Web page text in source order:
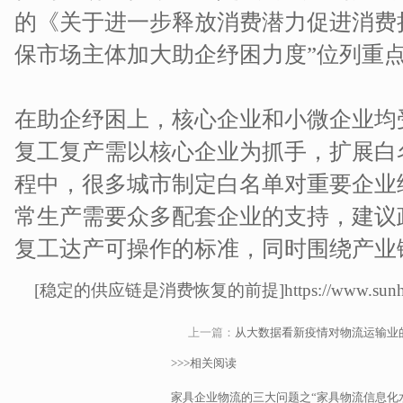
的《关于进一步释放消费潜力促进消
保市场主体加大助企纾困力度”位列重
在助企纾困上，核心企业和小微企业
复工复产需以核心企业为抓手，扩展
程中，很多城市制定白名单对重要企
常生产需要众多配套企业的支持，建
复工达产可操作的标准，同时围绕产
[稳定的供应链是消费恢复的前提]https://
上一篇： 从大数据看新疫情对物流运输业
>>>相关阅读
家具企业物流的三大问题之“家具物流信息化